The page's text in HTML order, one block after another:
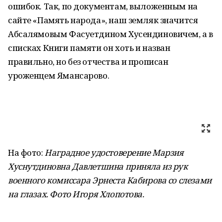
ошибок. Так, по документам, выложенным на
сайте «Память народа», наш земляк значится
Абсалямовым Фасуетдином Хусендиновичем, а в
списках Книги памяти он хоть и назван
правильно, но без отчества и прописан
уроженцем Ямансарово.
На фото:Наградное удостоверение Марзия
Хуснутдиновна Давлетшина приняла из рук
военного комиссара Эрнеста Кабирова со слезами
на глазах. Фото Игоря Хлопотова.